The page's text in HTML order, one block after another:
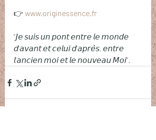
👉 www.originessence.fr
"𝘑𝘦 𝘴𝘶𝘪𝘴 𝘶𝘯 𝘱𝘰𝘯𝘵 𝘦𝘯𝘵𝘳𝘦 𝘭𝘦 𝘮𝘰𝘯𝘥𝘦
𝘥'𝘢𝘷𝘢𝘯𝘵 𝘦𝘵 𝘤𝘦𝘭𝘶𝘪 𝘥'𝘢𝘱𝘳𝘦̀𝘴, 𝘦𝘯𝘵𝘳𝘦
𝘭'𝘢𝘯𝘤𝘪𝘦𝘯 𝘮𝘰𝘪 𝘦𝘵 𝘭𝘦 𝘯𝘰𝘶𝘷𝘦𝘢𝘶 𝘔𝘰𝘪".